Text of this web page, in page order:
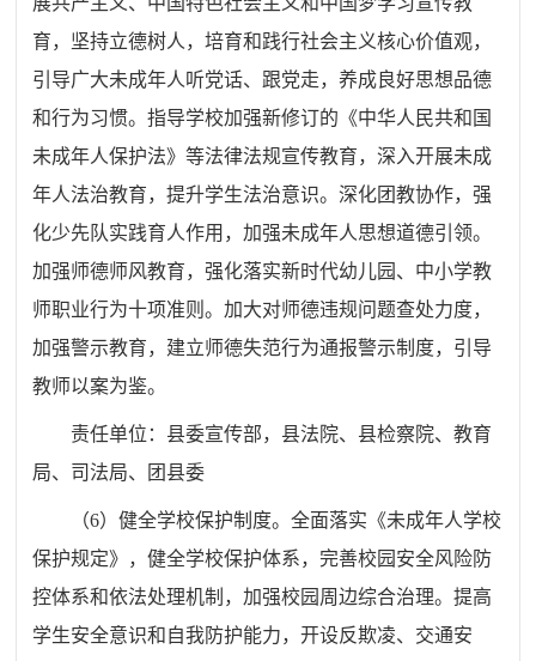
育，坚持立德树人，培育和践行社会主义核心价值观，
引导广大未成年人听党话、跟党走，养成良好思想品德
和行为习惯。指导学校加强新修订的《中华人民共和国
未成年人保护法》等法律法规宣传教育，深入开展未成
年人法治教育，提升学生法治意识。深化团教协作，强
化少先队实践育人作用，加强未成年人思想道德引领。
加强师德师风教育，强化落实新时代幼儿园、中小学教
师职业行为十项准则。加大对师德违规问题查处力度，
加强警示教育，建立师德失范行为通报警示制度，引导
教师以案为鉴。
责任单位： 县委宣传部， 县法院、 县检察院、教育
局、司法局、团 县委
（6）健全学校保护制度。全面落实《未成年人学校
保护规定》，健全学校保护体系， 完善校园安全风险防
控体系和依法处理机制，加强校园周边综合治理。提高
学生安全意识和自我防护能力，开设反欺凌、交通安